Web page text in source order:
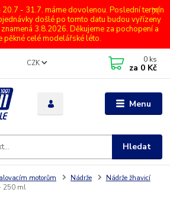
20.7 - 31.7. máme dovolenou. Poslední termín
došlé po tomto datu budou vyřízeny
3.8.2026. Děkujeme za pochopení a
pěkné celé modelářské léto.
Menu
CZK
Hledat
0 ks
za 0 Kč
motorům Nádrže
Nádrže žhavicí
250 ml